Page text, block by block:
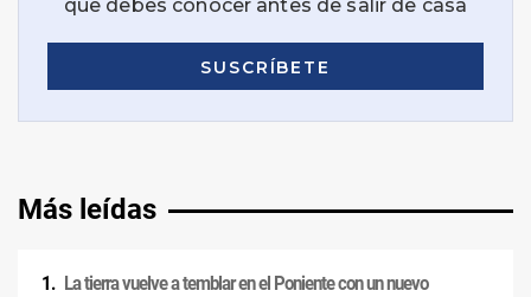
Más leídas
La tierra vuelve a temblar en el Poniente con un nuevo